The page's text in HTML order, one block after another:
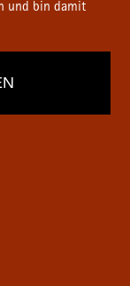
und bin damit